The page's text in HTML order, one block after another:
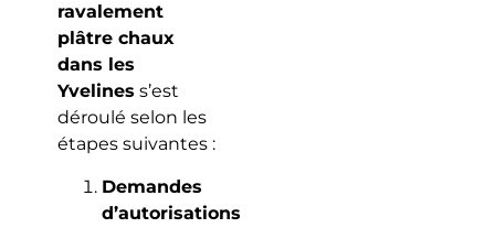
ravalement
plâtre chaux
dans les
Yvelines s’est
déroulé selon les
étapes suivantes :
Demandes
d’autorisations